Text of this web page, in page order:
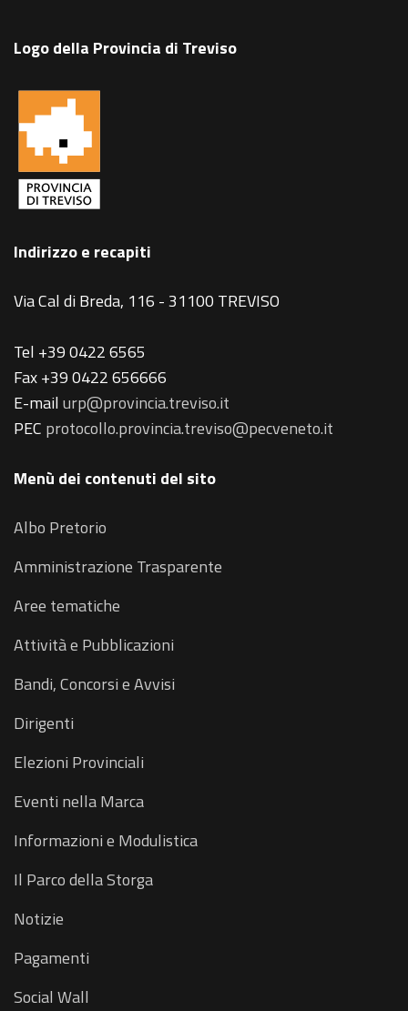
Logo della Provincia di Treviso
Indirizzo e recapiti
Via Cal di Breda, 116 - 31100 TREVISO
Tel +39 0422 6565
Fax +39 0422 656666
E-mailurp@provincia.treviso.it
PEC protocollo.provincia.treviso@pecveneto.it
Menù dei contenuti del sito
Albo Pretorio
Amministrazione Trasparente
Aree tematiche
Attività e Pubblicazioni
Bandi, Concorsi e Avvisi
Dirigenti
Elezioni Provinciali
Eventi nella Marca
Informazioni e Modulistica
Il Parco della Storga
Notizie
Pagamenti
Social Wall